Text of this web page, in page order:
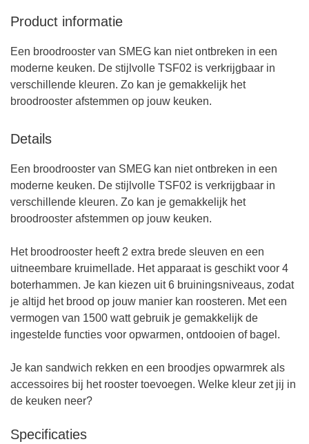
Product informatie
Een broodrooster van SMEG kan niet ontbreken in een
moderne keuken. De stijlvolle TSF02 is verkrijgbaar in
verschillende kleuren. Zo kan je gemakkelijk het
broodrooster afstemmen op jouw keuken.
Details
Een broodrooster van SMEG kan niet ontbreken in een
moderne keuken. De stijlvolle TSF02 is verkrijgbaar in
verschillende kleuren. Zo kan je gemakkelijk het
broodrooster afstemmen op jouw keuken.
Het broodrooster heeft 2 extra brede sleuven en een
uitneembare kruimellade. Het apparaat is geschikt voor 4
boterhammen. Je kan kiezen uit 6 bruiningsniveaus, zodat
je altijd het brood op jouw manier kan roosteren. Met een
vermogen van 1500 watt gebruik je gemakkelijk de
ingestelde functies voor opwarmen, ontdooien of bagel.
Je kan sandwich rekken en een broodjes opwarmrek als
accessoires bij het rooster toevoegen. Welke kleur zet jij in
de keuken neer?
Specificaties